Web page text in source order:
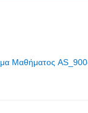
Μαθήματος